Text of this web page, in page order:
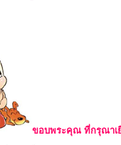
ขอบพระคุณ ที่กรุณาเ